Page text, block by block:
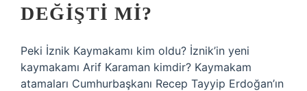
DEĞIŞTI MI?
Peki İznik Kaymakamı kim oldu? İznik’in yeni
kaymakamı Arif Karaman kimdir? Kaymakam
atamaları Cumhurbaşkanı Recep Tayyip Erdoğan’ın